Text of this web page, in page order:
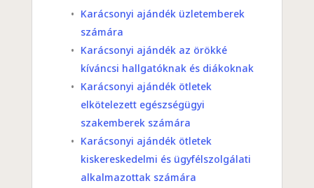
Karácsonyi ajándék üzletemberek
számára
Karácsonyi ajándék az örökké
kíváncsi hallgatóknak és diákoknak
Karácsonyi ajándék ötletek
elkötelezett egészségügyi
szakemberek számára
Karácsonyi ajándék ötletek
kiskereskedelmi és ügyfélszolgálati
alkalmazottak számára